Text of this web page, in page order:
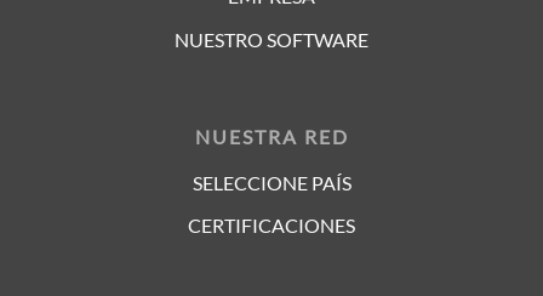
NUESTRO SOFTWARE
NUESTRA RED
SELECCIONE PAÍS
CERTIFICACIONES